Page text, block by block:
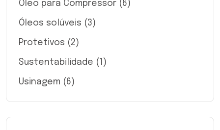
Óleo para Compressor (6)
Óleos solúveis (3)
Protetivos (2)
Sustentabilidade (1)
Usinagem (6)